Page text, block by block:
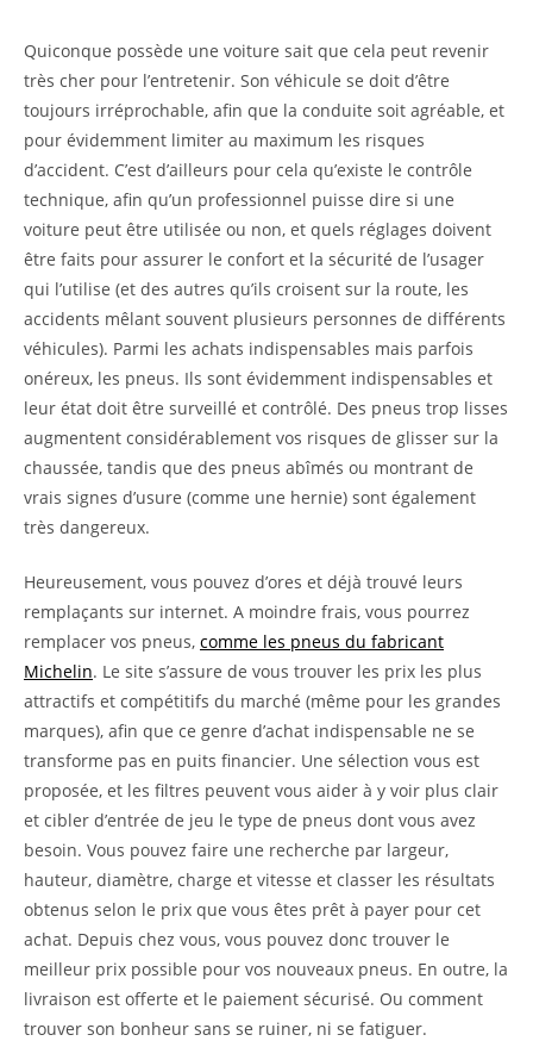
Quiconque possède une voiture sait que cela peut revenir
très cher pour l’entretenir. Son véhicule se doit d’être
toujours irréprochable, afin que la conduite soit agréable, et
pour évidemment limiter au maximum les risques
d’accident. C’est d’ailleurs pour cela qu’existe le contrôle
technique, afin qu’un professionnel puisse dire si une
voiture peut être utilisée ou non, et quels réglages doivent
être faits pour assurer le confort et la sécurité de l’usager
qui l’utilise (et des autres qu’ils croisent sur la route, les
accidents mêlant souvent plusieurs personnes de différents
véhicules). Parmi les achats indispensables mais parfois
onéreux, les pneus. Ils sont évidemment indispensables et
leur état doit être surveillé et contrôlé. Des pneus trop lisses
augmentent considérablement vos risques de glisser sur la
chaussée, tandis que des pneus abîmés ou montrant de
vrais signes d’usure (comme une hernie) sont également
très dangereux.
Heureusement, vous pouvez d’ores et déjà trouvé leurs
remplaçants sur internet. A moindre frais, vous pourrez
remplacer vos pneus, comme les pneus du fabricant
Michelin. Le site s’assure de vous trouver les prix les plus
attractifs et compétitifs du marché (même pour les grandes
marques), afin que ce genre d’achat indispensable ne se
transforme pas en puits financier. Une sélection vous est
proposée, et les filtres peuvent vous aider à y voir plus clair
et cibler d’entrée de jeu le type de pneus dont vous avez
besoin. Vous pouvez faire une recherche par largeur,
hauteur, diamètre, charge et vitesse et classer les résultats
obtenus selon le prix que vous êtes prêt à payer pour cet
achat. Depuis chez vous, vous pouvez donc trouver le
meilleur prix possible pour vos nouveaux pneus. En outre, la
livraison est offerte et le paiement sécurisé. Ou comment
trouver son bonheur sans se ruiner, ni se fatiguer.